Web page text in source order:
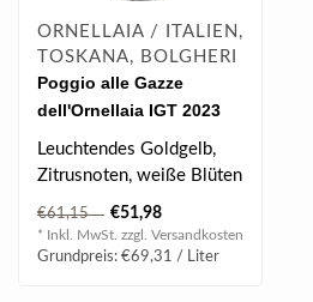
ORNELLAIA / ITALIEN,
TOSKANA, BOLGHERI
Poggio alle Gazze
dell'Ornellaia IGT 2023
0.75 l
Leuchtendes Goldgelb,
Zitrusnoten, weiße Blüten
& Buchsbaum, schön
balanciert..
€61,15 €51,98
* Inkl. MwSt. zzgl. Versandkosten
Grundpreis: €69,31 / Liter